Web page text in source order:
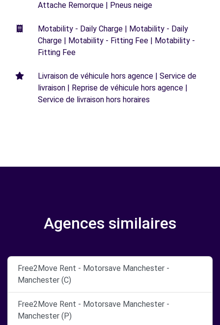
Attache Remorque | Pneus neige
Motability - Daily Charge | Motability - Daily
Charge | Motability - Fitting Fee | Motability -
Fitting Fee
Livraison de véhicule hors agence | Service de
livraison | Reprise de véhicule hors agence |
Service de livraison hors horaires
Agences similaires
Free2Move Rent - Motorsave Manchester -
Manchester (C)
Free2Move Rent - Motorsave Manchester -
Manchester (P)